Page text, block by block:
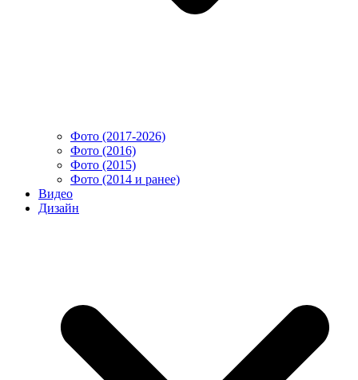
Фото (2017-2026)
Фото (2016)
Фото (2015)
Фото (2014 и ранее)
Видео
Дизайн